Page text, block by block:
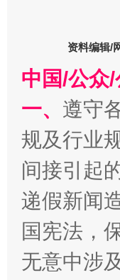
千年窑
资料编辑/
中国/公众
一、 遵守
规及行业
间接引起
递假新闻
国宪法，
无意中涉